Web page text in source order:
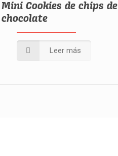
Mini Cookies de chips de
chocolate
Leer más